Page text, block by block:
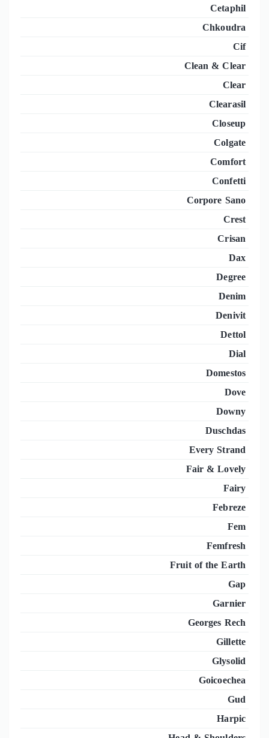
Cetaphil
Chkoudra
Cif
Clean & Clear
Clear
Clearasil
Closeup
Colgate
Comfort
Confetti
Corpore Sano
Crest
Crisan
Dax
Degree
Denim
Denivit
Dettol
Dial
Domestos
Dove
Downy
Duschdas
Every Strand
Fair & Lovely
Fairy
Febreze
Fem
Femfresh
Fruit of the Earth
Gap
Garnier
Georges Rech
Gillette
Glysolid
Goicoechea
Gud
Harpic